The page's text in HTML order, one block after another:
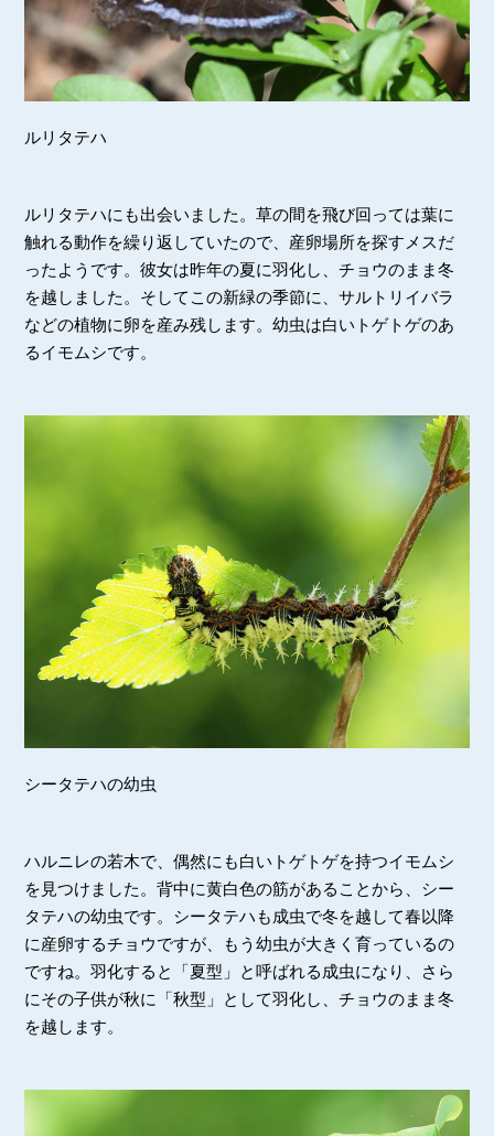
ルリタテハ
ルリタテハにも出会いました。草の間を飛び回っては葉に
触れる動作を繰り返していたので、産卵場所を探すメスだ
ったようです。彼女は昨年の夏に羽化し、チョウのまま冬
を越しました。そしてこの新緑の季節に、サルトリイバラ
などの植物に卵を産み残します。幼虫は白いトゲトゲのあ
るイモムシです。
シータテハの幼虫
ハルニレの若木で、偶然にも白いトゲトゲを持つイモムシ
を見つけました。背中に黄白色の筋があることから、シー
タテハの幼虫です。シータテハも成虫で冬を越して春以降
に産卵するチョウですが、もう幼虫が大きく育っているの
ですね。羽化すると「夏型」と呼ばれる成虫になり、さら
にその子供が秋に「秋型」として羽化し、チョウのまま冬
を越します。